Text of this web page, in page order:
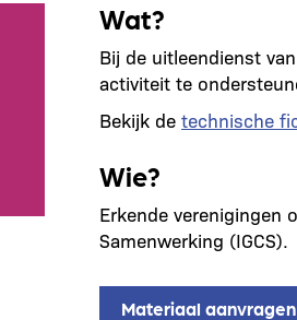
Wat?
Bij de uitleendienst
activiteit te
Bekijk de technische
Wie?
Erkende verenigingen
Samenwerking (IGCS).
Materiaal aanvragen